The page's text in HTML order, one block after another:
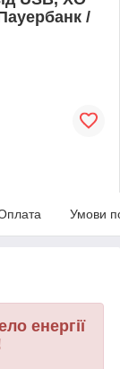
/
Умови
енергії